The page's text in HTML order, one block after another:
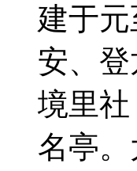
建于
安、
境里
名亭